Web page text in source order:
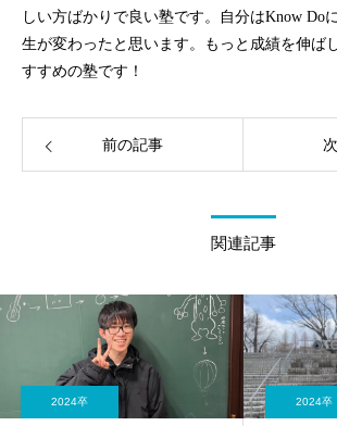
しい方ばかりで良い塾です。自分はKnow Do
生が変わったと思います。もっと成績を伸ば
すすめの塾です！
前の記事
関連記事
2024卒 2024卒